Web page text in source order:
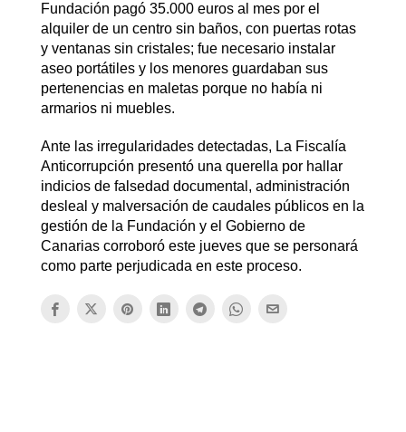
Fundación pagó 35.000 euros al mes por el
alquiler de un centro sin baños, con puertas rotas
y ventanas sin cristales; fue necesario instalar
aseo portátiles y los menores guardaban sus
pertenencias en maletas porque no había ni
armarios ni muebles.
Ante las irregularidades detectadas, La Fiscalía
Anticorrupción presentó una querella por hallar
indicios de falsedad documental, administración
desleal y malversación de caudales públicos en la
gestión de la Fundación y el Gobierno de
Canarias corroboró este jueves que se personará
como parte perjudicada en este proceso.